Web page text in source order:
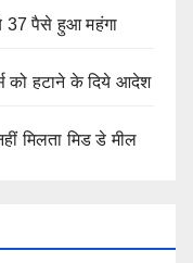
37 पैसे हुआ महंगा
को हटाने के दिये आदेश
मिलता मिड डे मील